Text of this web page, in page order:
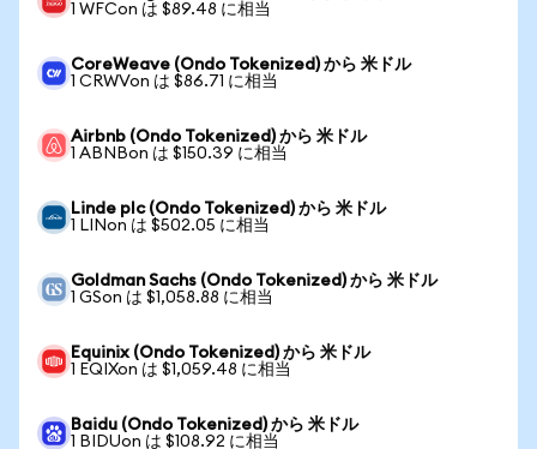
1 WFCon は $89.48 に相当
CoreWeave (Ondo Tokenized) から 米ドル
1 CRWVon は $86.71 に相当
Airbnb (Ondo Tokenized) から 米ドル
1 ABNBon は $150.39 に相当
Linde plc (Ondo Tokenized) から 米ドル
1 LINon は $502.05 に相当
Goldman Sachs (Ondo Tokenized) から 米ドル
1 GSon は $1,058.88 に相当
Equinix (Ondo Tokenized) から 米ドル
1 EQIXon は $1,059.48 に相当
Baidu (Ondo Tokenized) から 米ドル
1 BIDUon は $108.92 に相当